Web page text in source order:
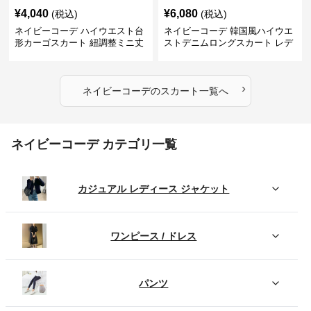
¥4,040 (税込)
ネイビーコーデ ハイウエスト台
形カーゴスカート 紐調整ミニ丈
¥6,080 (税込)
ネイビーコーデ 韓国風ハイウエ
ストデニムロングスカート レデ
ネイビーコーデのスカート一覧へ ›
ネイビーコーデ カテゴリ一覧
カジュアル レディース ジャケット
ワンピース / ドレス
パンツ